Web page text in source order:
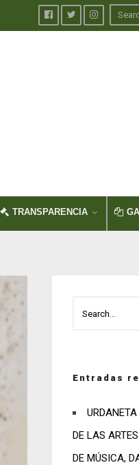
TRANSPARENCIA
Entradas
DE LAS
DE MÚSICA,